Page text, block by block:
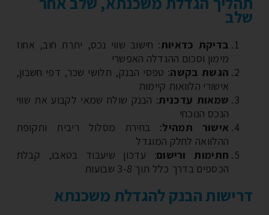
בדיקת כדאיות: חישוב שווי נכס, יתרת חוב, אחוז
מימון וסכום ההגדלה האפשרי
הגשת בקשה: טפסי הבנק, תלושי שכר, דפי חשבון,
אישורי הלוואות קיימות
שמאות עדכנית: הבנק שולח שמאי לקבוע את שווי
הנכס הנוכחי
אישור תמהיל: בחירת מסלול ריבית ותקופת
ההלוואה לחלק המוגדל
חתימות ורישום: עדכון שיעבוד בטאבו, קבלת
הכספים בדרך כלל תוך 3-8 שבועות
הבנק להגדלת משכנתא